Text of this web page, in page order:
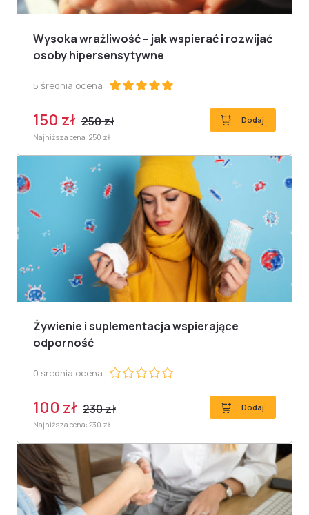
Wysoka wrażliwość – jak wspierać i rozwijać
osoby hipersensytywne
5 średnia ocena
150 zł 250 zł Dodaj
Najniższa cena: 250 zł
Żywienie i suplementacja wspierające
odporność
0 średnia ocena
100 zł 230 zł Dodaj
Najniższa cena: 230 zł